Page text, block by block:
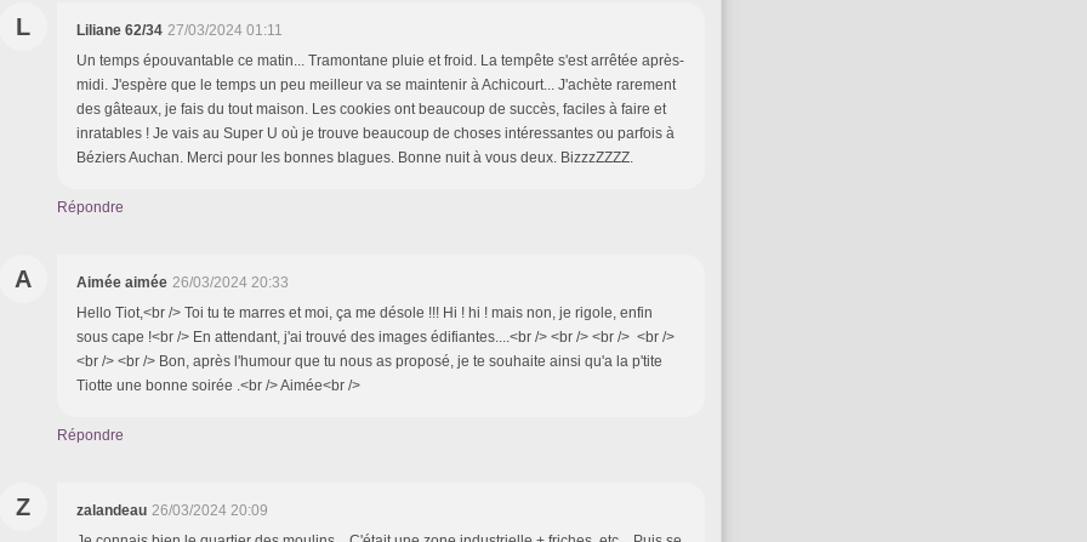
L Liliane 62/34 27/03/2024 01:11
Un temps épouvantable ce matin... Tramontane pluie et froid. La tempête s'est arrêtée après-
midi. J'espère que le temps un peu meilleur va se maintenir à Achicourt... J'achète rarement
des gâteaux, je fais du tout maison. Les cookies ont beaucoup de succès, faciles à faire et
inratables ! Je vais au Super U où je trouve beaucoup de choses intéressantes ou parfois à
Béziers Auchan. Merci pour les bonnes blagues. Bonne nuit à vous deux. BizzzZZZZ.
Répondre
A Aimée aimée 26/03/2024 20:33
Hello Tiot,<br /> Toi tu te marres et moi, ça me désole !!! Hi ! hi ! mais non, je rigole, enfin
sous cape !<br /> En attendant, j'ai trouvé des images édifiantes....<br /> <br /> <br /> <br />
<br /> <br /> Bon, après l'humour que tu nous as proposé, je te souhaite ainsi qu'a la p'tite
Tiotte une bonne soirée .<br /> Aimée<br />
Répondre
Z zalandeau 26/03/2024 20:09